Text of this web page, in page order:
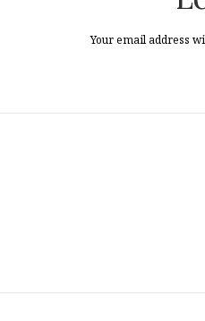
Your email address